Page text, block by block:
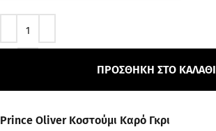
ΠΡΟΣΘΉΚΗ ΣΤΟ ΚΑΛΆΘΙ
Prince Oliver Κοστούμι Καρό Γκρι